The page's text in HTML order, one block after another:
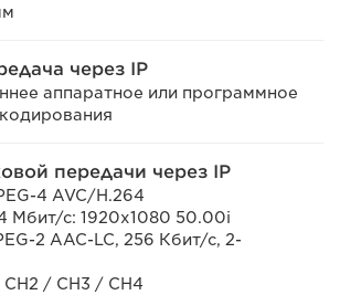
через IP
аппаратное или программное
передачи через IP
4 AVC/H.264
Мбит/с: 1920x1080 50.00i
2 AAC-LC, 256 Кбит/с, 2-
/ CH3 / CH4